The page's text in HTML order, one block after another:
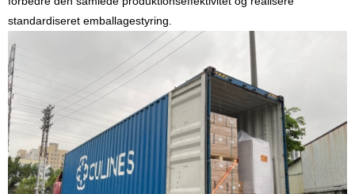
standardiseret emballagestyring.